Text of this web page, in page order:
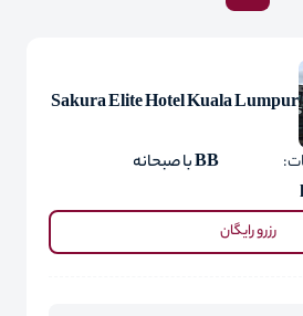
Sakura Elite Hotel Kuala Lumpur
BB با صبحانه
رزرو رایگان